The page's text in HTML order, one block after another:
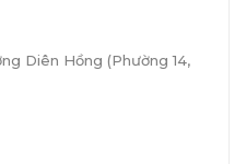
Diên Hồng (Phường 14,